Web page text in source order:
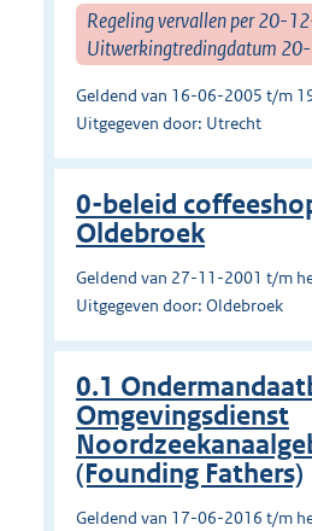
Regeling vervallen per 20-
Uitwerkingtredingdatum
Geldend van 16-06-2005 t/m
Uitgegeven door: Utrecht
0-beleid
Oldebroek
Geldend van 27-11-2001 t/m
Uitgegeven door: Oldebroek
0.1
Omgevingsdienst
(Founding Fathers)
Geldend van 17-06-2016 t/m